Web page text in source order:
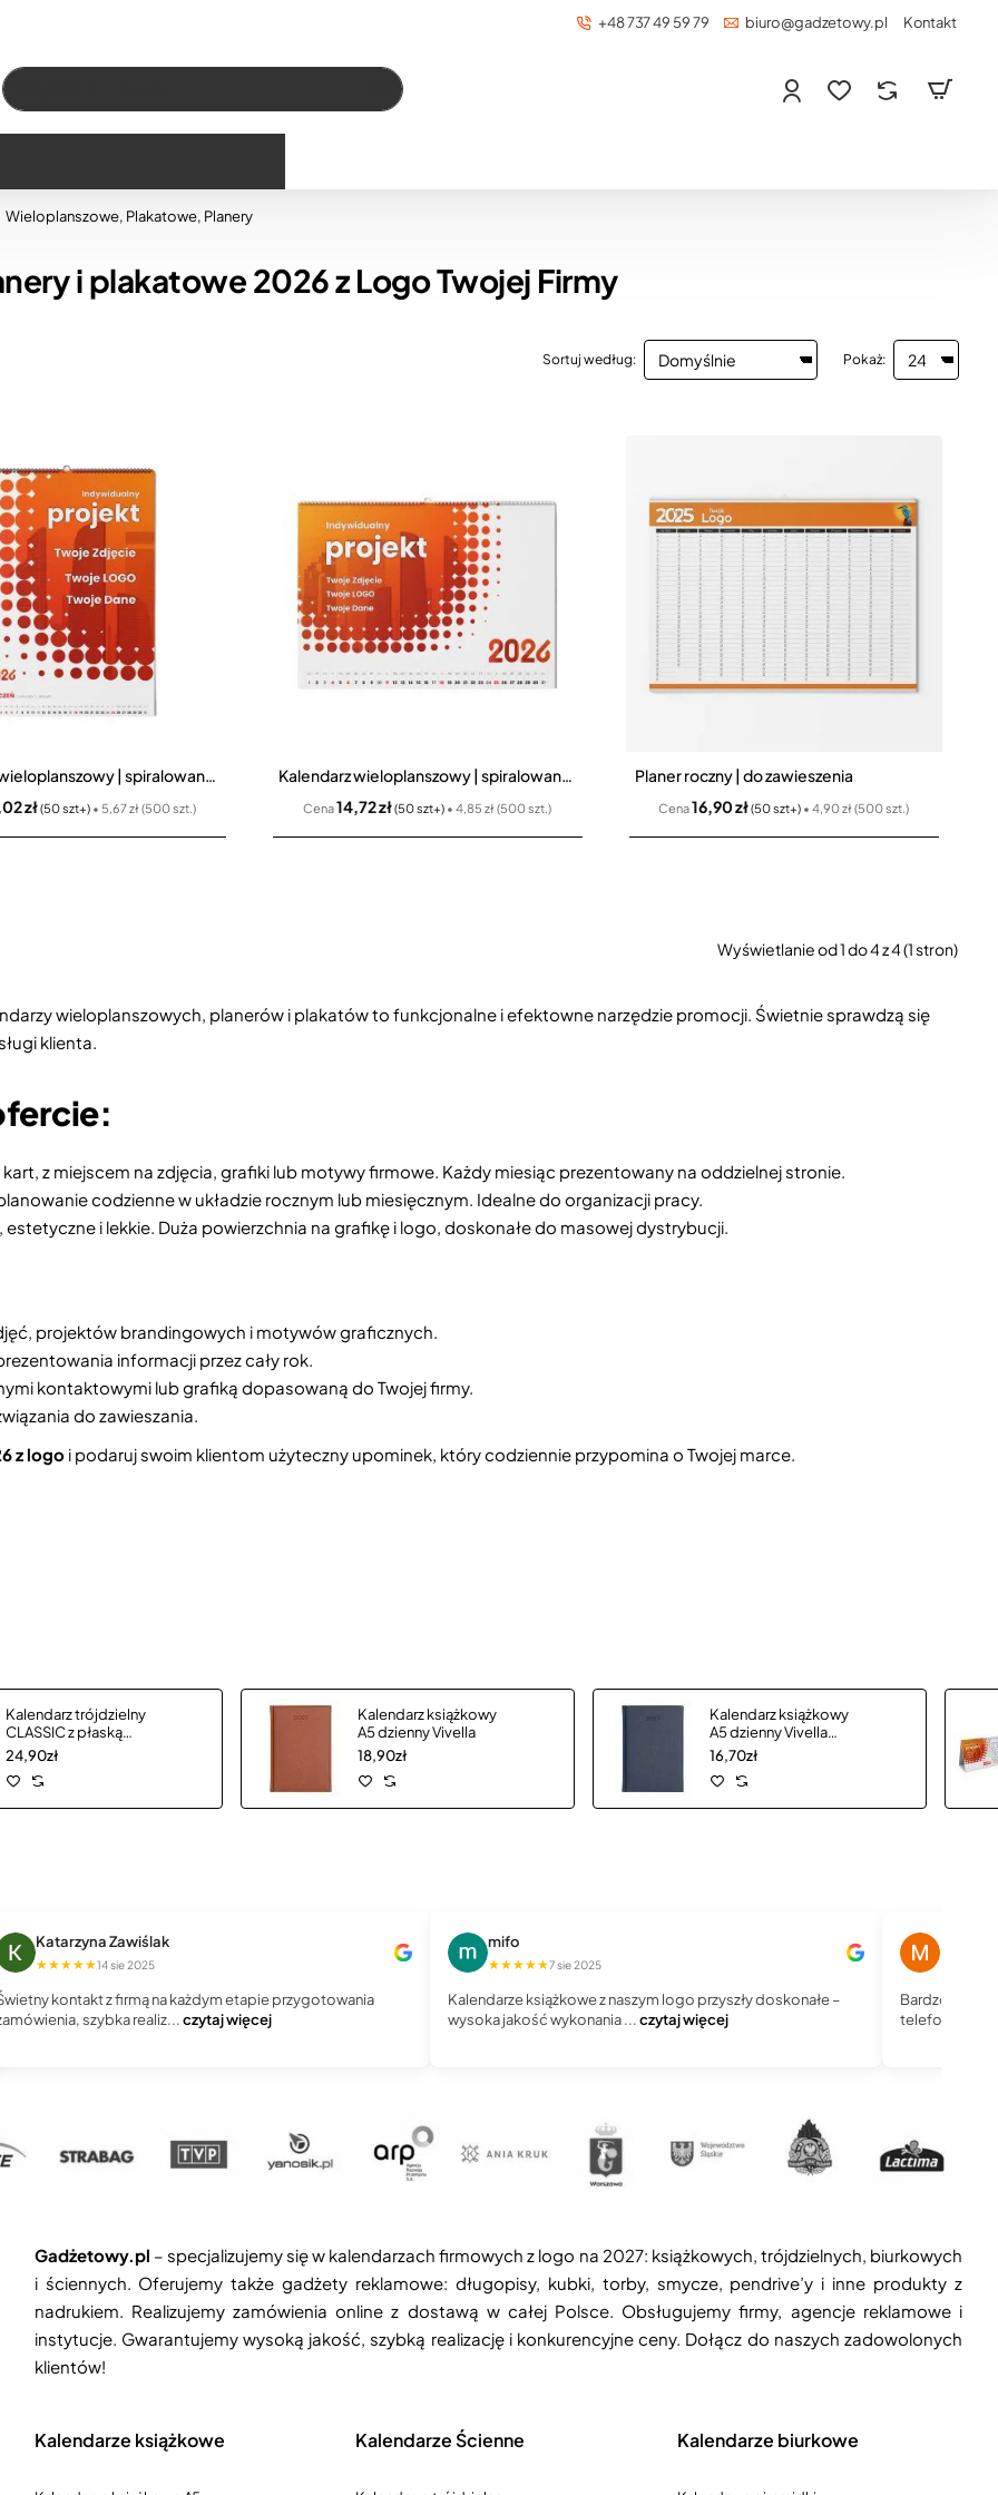
+48 737 49 59 79 biuro@gadzetowy.pl Kontakt
Szukaj…
Wieloplanszowe, Plakatowe, Planery
i plakatowe 2026 z Logo Twojej Firmy
Sortuj według: Pokaż:
Kalendarz wieloplanszowy | spiralowany 13 kart (1+12)
zł(50 szt+)• 5,67 zł (500 szt.)
Kalendarz wieloplanszowy | spiralowany 7 kart (1+6)
Cena14,72 zł(50 szt+) • 4,85 zł (500 szt.)
Planer roczny | do zawieszenia
Cena16,90 zł(50 szt+) • 4,90 zł (500 szt.)
Wyświetlanie od 1 do 4 z 4 (1 stron)
wieloplanszowych, planerów i plakatów to funkcjonalne i efektowne narzędzie promocji. Świetnie sprawdzą się
klienta.
kart, z miejscem na zdjęcia, grafiki lub motywy firmowe. Każdy miesiąc prezentowany na oddzielnej stronie.
codzienne w układzie rocznym lub miesięcznym. Idealne do organizacji pracy.
i lekkie. Duża powierzchnia na grafikę i logo, doskonałe do masowej dystrybucji.
projektów brandingowych i motywów graficznych.
informacji przez cały rok.
kontaktowymi lub grafiką dopasowaną do Twojej firmy.
do zawieszania.
z logo i podaruj swoim klientom użyteczny upominek, który codziennie przypomina o Twojej marce.
Kalendarz trójdzielny
CLASSIC z płaską
główką
24,90zł
Kalendarz książkowy
A5 dzienny Vivella
18,90zł
Kalendarz książkowy
A5 dzienny Vivella
Economic
16,70zł
Katarzyna Zawiślak
★★★★★14 sie 2025
Świetny kontakt z firmą na każdym etapie przygotowania
zamówienia, szybka realiz...czytaj więcej
mifo
★★★★★7 sie 2025
Kalendarze książkowe z naszym logo przyszły doskonałe –
wysoka jakość wykonania ...czytaj więcej
Bardzo dobry
telefoniczny,
Gadżetowy.pl – specjalizujemy się w kalendarzach firmowych z logo na 2027: książkowych, trójdzielnych, biurkowych
i ściennych. Oferujemy także gadżety reklamowe: długopisy, kubki, torby, smycze, pendrive’y i inne produkty z
nadrukiem. Realizujemy zamówienia online z dostawą w całej Polsce. Obsługujemy firmy, agencje reklamowe i
instytucje. Gwarantujemy wysoką jakość, szybką realizację i konkurencyjne ceny. Dołącz do naszych zadowolonych
klientów!
Kalendarze książkowe Kalendarze Ścienne Kalendarze biurkowe